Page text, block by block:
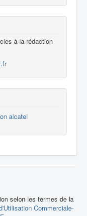
à la rédaction
alcatel
selon les termes de la
Commerciale-